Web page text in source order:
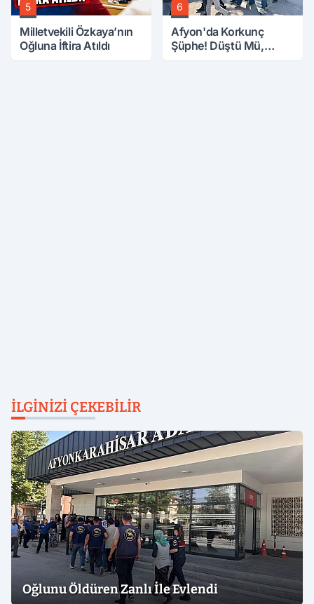
5
Milletvekili Özkaya’nın
Oğluna İftira Atıldı
6
Afyon'da Korkunç
Şüphe! Düştü Mü,
İLGINIZI ÇEKEBILIR
Oğlunu Öldüren Zanlı İle Evlendi